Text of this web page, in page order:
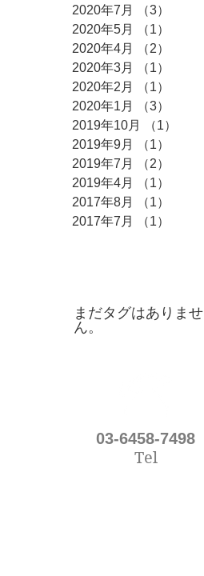
2020年7月
（3）
2020年5月
（1）
2020年4月
（2）
2020年3月
（1）
2020年2月
（1）
2020年1月
（3）
2019年10月
（1）
2019年9月
（1）
2019年7月
（2）
2019年4月
（1）
2017年8月
（1）
2017年7月
（1）
まだタグはありませ
ん。
03-6458-7498
Tel